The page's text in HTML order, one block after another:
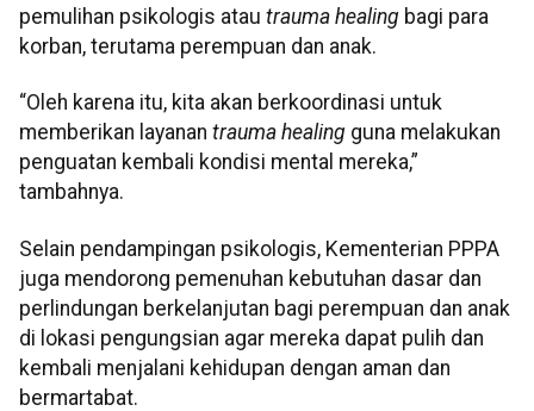
pemulihan psikologis atau trauma healing bagi para
korban, terutama perempuan dan anak.
“Oleh karena itu, kita akan berkoordinasi untuk
memberikan layanan trauma healing guna melakukan
penguatan kembali kondisi mental mereka,”
tambahnya.
Selain pendampingan psikologis, Kementerian PPPA
juga mendorong pemenuhan kebutuhan dasar dan
perlindungan berkelanjutan bagi perempuan dan anak
di lokasi pengungsian agar mereka dapat pulih dan
kembali menjalani kehidupan dengan aman dan
bermartabat.